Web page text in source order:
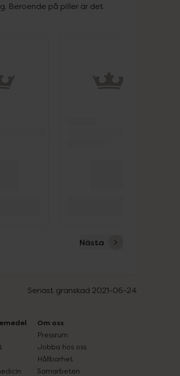
Beroende på piller är det
Nästa
Senast granskad 2021-06-24
Om oss
Pressrum
Jobba hos oss
Hållbarhet
Samarbeten